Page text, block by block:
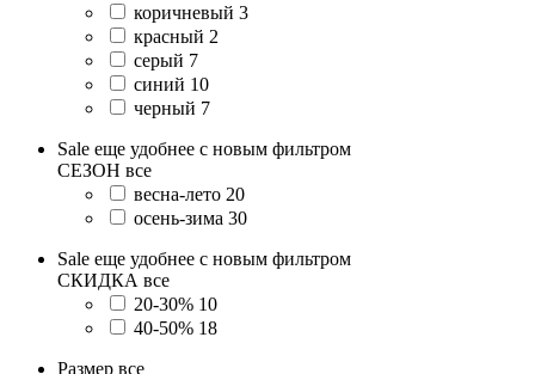
коричневый 3
красный 2
серый 7
синий 10
черный 7
Sale еще удобнее с новым фильтром
СЕЗОН все
весна-лето 20
осень-зима 30
Sale еще удобнее с новым фильтром
СКИДКА все
20-30% 10
40-50% 18
Размер все